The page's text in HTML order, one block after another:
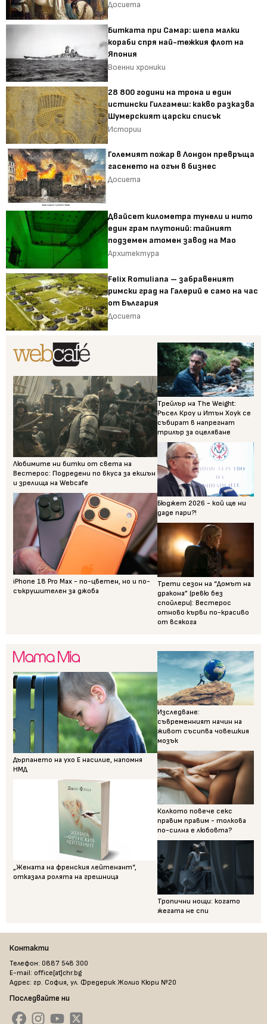
Досиета
Битката при Самар: шепа малки
кораби спря най-тежкия флот на
Япония
Военни хроники
28 800 години на трона и един
истински Гилгамеш: какво разказва
Шумерският царски списък
Истории
Големият пожар в Лондон превръща
гасенето на огън в бизнес
Досиета
Двайсет километра тунели и нито
един грам плутоний: тайният
подземен атомен завод на Мао
Архитектура
Felix Romuliana – забравеният
римски град на Галерий е само на час
от България
Досиета
Любимите ни битки от света на
Вестерос: Подредени по вкуса за екшън
и зрелища на Webcafe
iPhone 18 Pro Max - по-цветен, но и по-
съкрушителен за джоба
Трейлър на The Weight:
Ръсел Кроу и Итън Хоук се
събират в напрегнат
трилър за оцеляване
Бюджет 2026 - кой ще ни
даде пари?!
Трети сезон на “Домът на
дракона” (ревю без
спойлери): Вестерос
отново кърви по-красиво
от всякога
Дърпането на ухо Е насилие, напомня
НМД
„Жената на френския лейтенант“,
отказала ролята на грешница
Изследване:
съвременният начин на
живот съсипва човешкия
мозък
Колкото повече секс
правим правим - толкова
по-силна е любовта?
Тропични нощи: когато
жегата не спи
Контакти
Телефон: 0887 548 300
E-mail: office[at]chr.bg
Адрес: гр. София, ул. Фредерик Жолио Кюри №20
Последвайте ни